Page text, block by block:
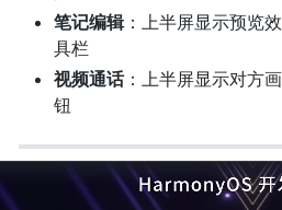
笔记编辑：上半屏显示预览
具栏
视频通话：上半屏显示对方
钮
六、适配实战四：软